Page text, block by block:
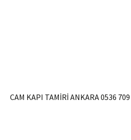
CAM KAPI TAMİRİ ANKARA 0536